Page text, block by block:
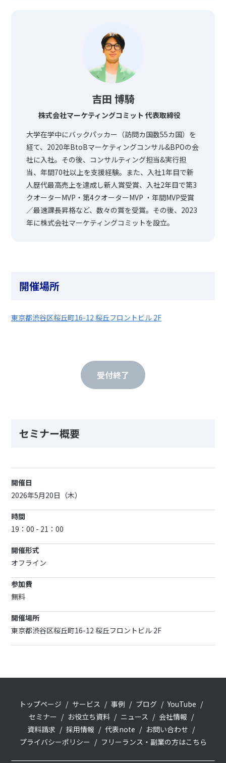
吉田 博騎
株式会社マーケティングコミット 代表取締役
大学在学中にバックパッカー（訪問カ国数55カ国）を
経て、2020年BtoBマーケティングコンサル&BPOの会
社に入社。その後、コンサルティング担当&実行担
当、年間70社以上を支援経験。また、入社1年目で新
人歴代最高売上を達成し新人賞受賞、入社2年目で第3
クオーターMVP・第4クオーターMVP ・年間MVP受賞
／最速課長昇格など、数々の賞を受賞。その後、2023
年に株式会社マーケティングコミットを設立。
開催場所
東京都渋谷区桜丘町16-12 桜丘フロントビル 2F
受付終了
セミナー概要
開催日
2026年5月20日（木）
時間
19：00 - 21：00
開催形式
オフライン
参加費
無料
開催場所
東京都渋谷区桜丘町16-12 桜丘フロントビル 2F
トップページ サービス 事例 ブログ
YouTube
セミナー
お役立ち資料 ニュース
会社情報
資料請求
採用情報 代表note
お問い合わせ
プライバシーポリシー
フリーランス・副業の方はこちら